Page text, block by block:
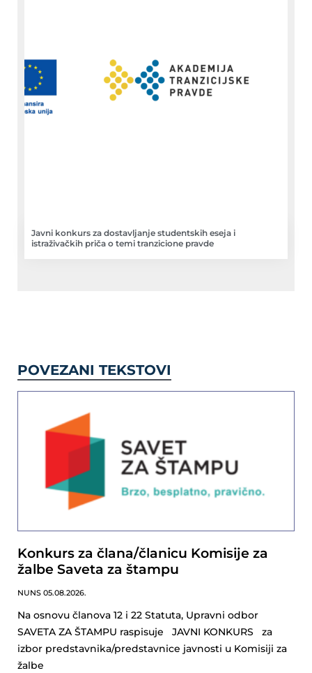
Javni konkurs za dostavljanje studentskih eseja i
istraživačkih priča o temi tranzicione pravde
POVEZANI TEKSTOVI
Konkurs za člana/članicu Komisije za
žalbe Saveta za štampu
NUNS 05.08.2026.
Na osnovu članova 12 i 22 Statuta, Upravni odbor
SAVETA ZA ŠTAMPU raspisuje JAVNI KONKURS za
izbor predstavnika/predstavnice javnosti u Komisiji za
žalbe